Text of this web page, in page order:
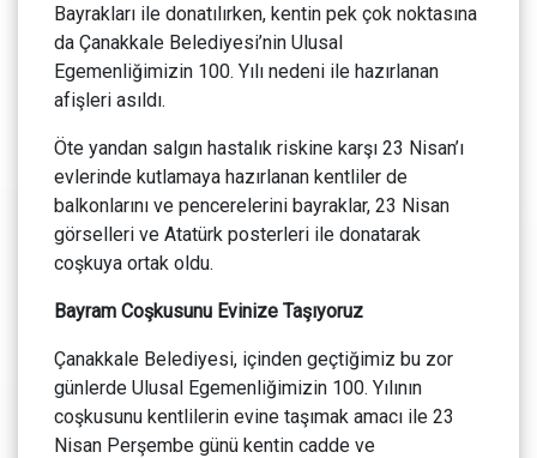
Bayrakları ile donatılırken, kentin pek çok noktasına
da Çanakkale Belediyesi’nin Ulusal
Egemenliğimizin 100. Yılı nedeni ile hazırlanan
afişleri asıldı.
Öte yandan salgın hastalık riskine karşı 23 Nisan’ı
evlerinde kutlamaya hazırlanan kentliler de
balkonlarını ve pencerelerini bayraklar, 23 Nisan
görselleri ve Atatürk posterleri ile donatarak
coşkuya ortak oldu.
Bayram Coşkusunu Evinize Taşıyoruz
Çanakkale Belediyesi, içinden geçtiğimiz bu zor
günlerde Ulusal Egemenliğimizin 100. Yılının
coşkusunu kentlilerin evine taşımak amacı ile 23
Nisan Perşembe günü kentin cadde ve